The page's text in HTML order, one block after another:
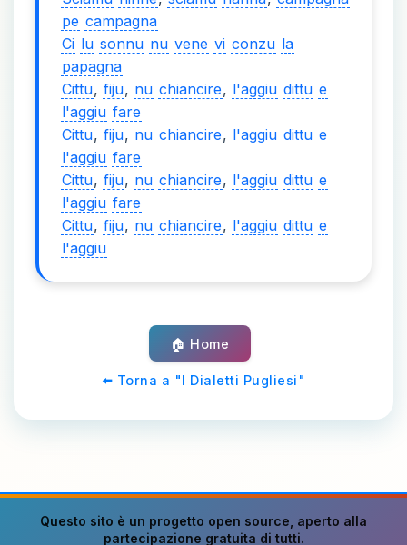
pe campagna
Ci lu sonnu nu vene vi conzu la
papagna
Cittu, fiju, nu chiancire, l'aggiu dittu e
l'aggiu fare
Cittu, fiju, nu chiancire, l'aggiu dittu e
l'aggiu fare
Cittu, fiju, nu chiancire, l'aggiu dittu e
l'aggiu fare
Cittu, fiju, nu chiancire, l'aggiu dittu e
l'aggiu
🏠 Home
⬅️ Torna a "I Dialetti Pugliesi"
Questo sito è un progetto open source , aperto alla
partecipazione gratuita di tutti.